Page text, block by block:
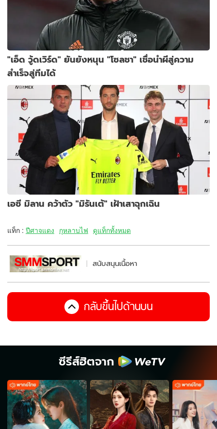
"เอ็ด วู้ดเวิร์ด" ยันยังหนุน "โซลชา" เชื่อนำผีสู่ความ
สำเร็จสู่ทีมได้
เอซี มิลาน คว้าตัว "มิรันเต้" เฝ้าเสาฉุกเฉิน
แท็ก : ปีศาจแดง กุหลาบไฟ ดูแท็กทั้งหมด
สนับสนุนเนื้อหา
กลับขึ้นไปด้านบน
ซีรีส์ฮิตจาก